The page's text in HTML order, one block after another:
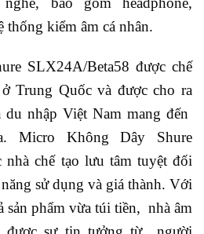
thống kiểm âm cá nhân.
SLX24A/Beta58 được chế
Trung Quốc và được cho ra
nhập Việt Nam mang đến
Micro Không Dây Shure
nhà chế tạo lưu tâm tuyệt đối
sử dụng và giá thành. Với
sản phẩm vừa túi tiền, nhà âm